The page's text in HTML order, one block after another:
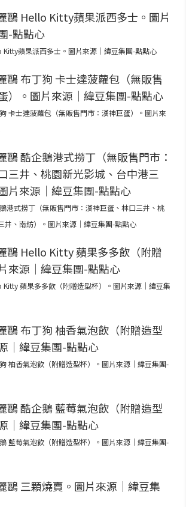
蘋果派西多士。圖片來源｜緯豆集團-點點心
卡士達菠蘿包（無販售門市：漢神巨蛋）。圖片來
港式撈丁（無販售門市：漢神巨蛋、林口三井、桃
井、南紡）。圖片來源｜緯豆集團-點點心
蘋果多多飲（附贈造型杯）。圖片來源｜緯豆集
柚香氣泡飲（附贈造型杯）。圖片來源｜緯豆集團-
藍莓氣泡飲（附贈造型杯）。圖片來源｜緯豆集團-